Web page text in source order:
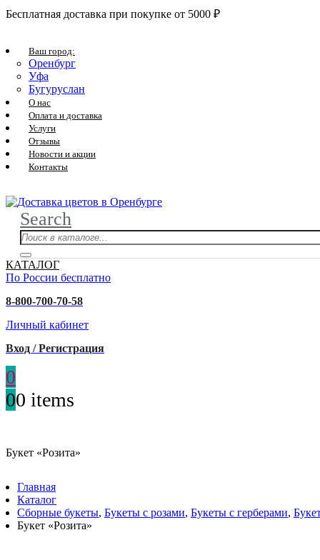
Бесплатная доставка при покупке от 5000 ₽
Ваш город:
Оренбург
Уфа
Бугуруслан
О нас
Оплата и доставка
Услуги
Отзывы
Новости и акции
Контакты
Search
КАТАЛОГ
По России бесплатно
8-800-700-70-58
Личный кабинет
Вход / Регистрация
0
00 items
Букет «Розита»
Главная
Каталог
Сборные букеты, Букеты с розами, Букеты с герберами,
Букет «Розита»